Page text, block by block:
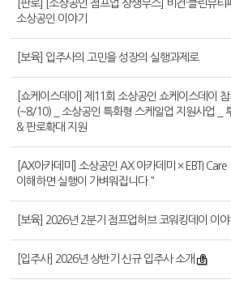
[판로] [소상공인 점프업 상생부스] 비건·클린뷰티
소상공인 이야기
[보육] 입주사의 고민을 성장의 실행과제로
[쇼케이스데이] 제11회 소상공인 쇼케이스데이
(~8/10) _ 소상공인 특화형 스케일업 지원사업 _
& 판로확대 지원
[AX아카데미] 소상공인 AX 아카데미 × EBTI Care
이해하면 실행이 가벼워집니다."
[보육] 2026년 2분기 점프업허브 코워킹데이 이야
[입주사] 2026년 상반기 신규 입주사 소개